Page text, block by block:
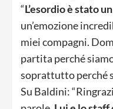
“L’esordio è stato
un’emozione
miei compagni.
partita perché
soprattutto perché
Su Baldini: